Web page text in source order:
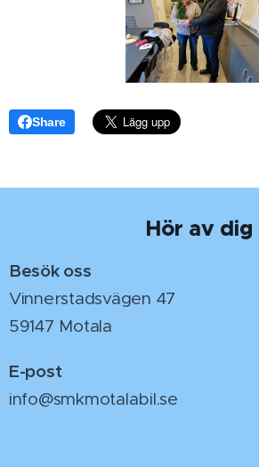
Share
Hör av dig
Besök oss
Vinnerstadsvägen 47
59147 Motala
E-post
info@smkmotalabil.se